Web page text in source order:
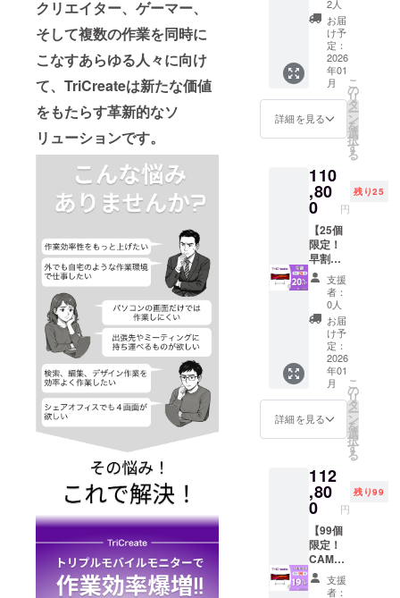
クリエイター、ゲーマー、
そして複数の作業を同時に
こなすあらゆる人々に向け
て、TriCreateは新たな価値
をもたらす革新的なソ
リューションです。
快適にする
ことが弊社
す。
どうぞよろ
しくお願い
致します！
TriCrea
te トリ
プルモ
バイル
モニ
ター×1
セット
【一般
販売価
格の
F】 ご
支援い
ただ
き、あ
りがと
うござ
いま
す！ ※
一般販
売予定
価格：
139,990
円（税
込み）
※リター
ンはす
べて
税・送
料込み
の金額
ます。
※ご注文
状況、
使用部
材の供
給状
況、製
造工程
上の都
2人
お届
け予
定：
2026
年01
月
詳細を見る
こ
の
リ
タ
ー
ン
を
選
択
す
る
110
,80
0 円
残り25
【25個
限定！
早割】
リター
ン内
容：
TriCrea
te トリ
プルモ
バイル
モニ
ター×1
セット
【一般
販売価
格の
F】 ご
支援い
ただ
き、あ
りがと
うござ
いま
す！ ※
一般販
支援
者：
0人
お届
け予
定：
2026
年01
月
詳細を見る
こ
の
リ
タ
ー
ン
を
選
択
す
る
112
,80
0 円
残り99
【99個
限定！
CAMPF
IRE割】
リター
支援
者：